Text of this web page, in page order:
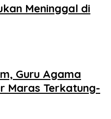
Meninggal di
Guru Agama
Maras Terkatung-